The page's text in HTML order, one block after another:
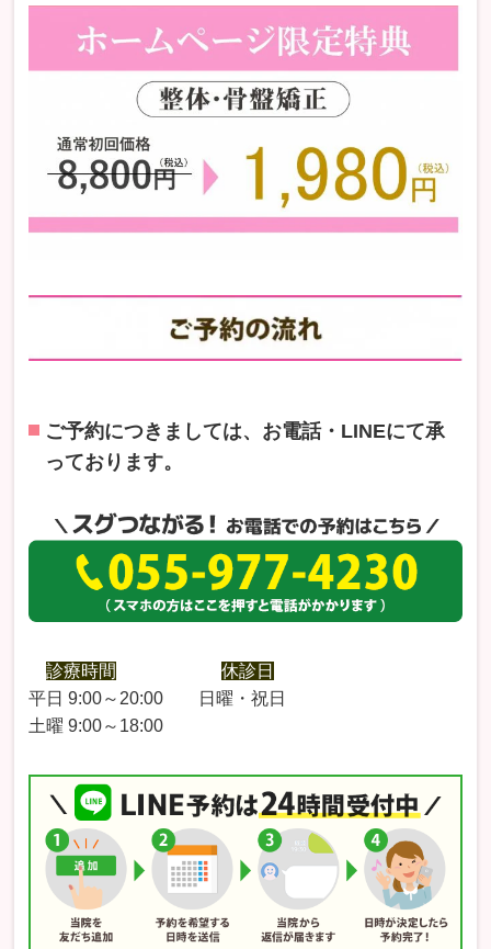
ご予約につきましては、お電話・LINEにて承
っております。
診療時間
休診日
平日 9:00～20:00 日曜・祝日
土曜 9:00～18:00